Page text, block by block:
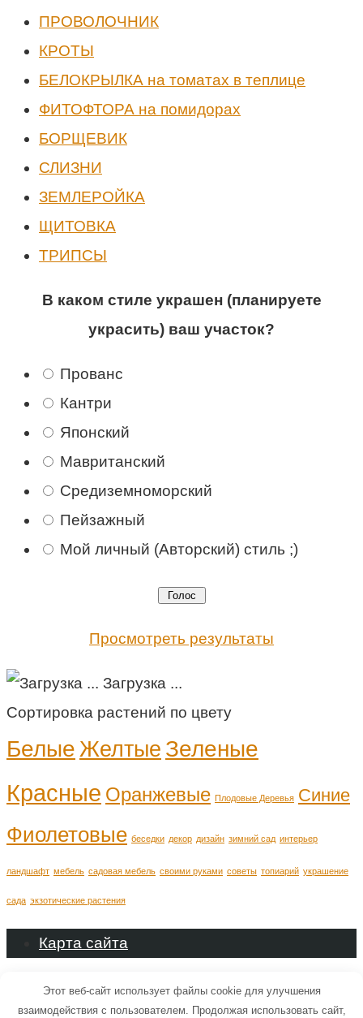
ПРОВОЛОЧНИК
КРОТЫ
БЕЛОКРЫЛКА на томатах в теплице
ФИТОФТОРА на помидорах
БОРЩЕВИК
СЛИЗНИ
ЗЕМЛЕРОЙКА
ЩИТОВКА
ТРИПСЫ
В каком стиле украшен (планируете
украсить) ваш участок?
Прованс
Кантри
Японский
Мавританский
Средиземноморский
Пейзажный
Мой личный (Авторский) стиль ;)
Просмотреть результаты
Загрузка ...
Сортировка растений по цвету
Белые Желтые Зеленые
Красные Оранжевые Плодовые Деревья Синие
Фиолетовые беседки декор дизайн зимний сад интерьер
ландшафт мебель садовая мебель своими руками советы топиарий украшение
сада экзотические растения
Карта сайта
© 2026 Все о Ландшафтном дизайне
Этот веб-сайт использует файлы cookie для улучшения
взаимодействия с пользователем. Продолжая использовать сайт,